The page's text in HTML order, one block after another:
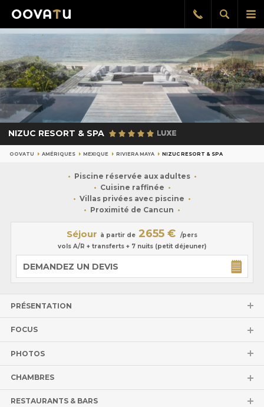
le
Afficher
la
Rappel
gratuit
NIZUC RESORT & SPA
OOVATU AMÉRIQUES MEXIQUE RIVIERA MAYA NIZUC RESORT & SPA
Piscine réservée aux adultes
Cuisine raffinée
Villas privées avec piscine
Proximité de Cancun
Séjour à partir de 2655 €
/pers
vols A/R + transferts + 7 nuits (petit déjeuner)
DEMANDEZ UN DEVIS
PRÉSENTATION
FOCUS
PHOTOS
CHAMBRES
RESTAURANTS & BARS